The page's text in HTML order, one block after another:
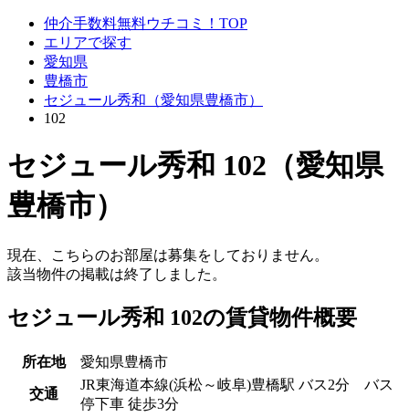
仲介手数料無料ウチコミ！TOP
エリアで探す
愛知県
豊橋市
セジュール秀和（愛知県豊橋市）
102
セジュール秀和 102（愛知県
豊橋市）
現在、こちらのお部屋は募集をしておりません。
該当物件の掲載は終了しました。
セジュール秀和 102の賃貸物件概要
所在地 愛知県豊橋市
交通
JR東海道本線(浜松～岐阜)豊橋駅 バス2分 バス
停下車 徒歩3分